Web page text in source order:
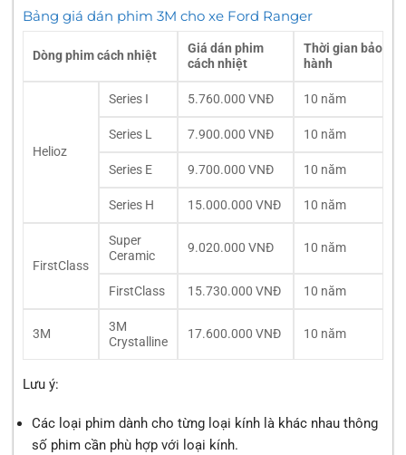
Bảng giá dán phim 3M cho xe Ford Ranger
Dòng phim cách nhiệt
Giá dán phim
cách nhiệt
Thời gian bảo
hành
Helioz
Series I 5.760.000 VNĐ 10 năm
Series L 7.900.000 VNĐ 10 năm
Series E 9.700.000 VNĐ 10 năm
Series H 15.000.000 VNĐ 10 năm
FirstClass
Super
Ceramic
9.020.000 VNĐ 10 năm
FirstClass 15.730.000 VNĐ 10 năm
3M
3M
Crystalline
17.600.000 VNĐ 10 năm
Lưu ý:
Các loại phim dành cho từng loại kính là khác nhau thông
số phim cần phù hợp với loại kính.